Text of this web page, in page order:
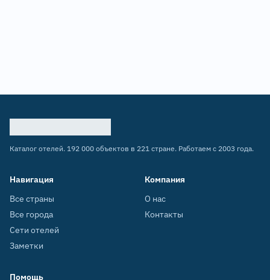
Каталог отелей. 192 000 объектов в 221 стране. Работаем с 2003 года.
Навигация
Все страны
Все города
Сети отелей
Заметки
Компания
О нас
Контакты
Помощь